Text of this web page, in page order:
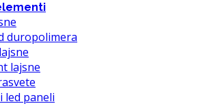
duropolimera
lajsne
led paneli